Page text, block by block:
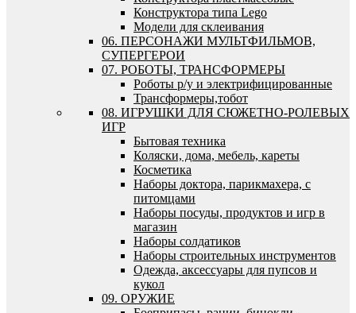
Конструктора типа Lego
Модели для склеивания
06. ПЕРСОНАЖИ МУЛЬТФИЛЬМОВ,
СУПЕРГЕРОИ
07. РОБОТЫ, ТРАНСФОРМЕРЫ
Роботы р/у и электрифицированные
Трансформеры,тобот
08. ИГРУШКИ ДЛЯ СЮЖЕТНО-РОЛЕВЫХ
ИГР
Бытовая техника
Коляски, дома, мебель, кареты
Косметика
Наборы доктора, парикмахера, с
питомцами
Наборы посуды, продуктов и игр в
магазин
Наборы солдатиков
Наборы строительных инструментов
Одежда, аксессуары для пупсов и
кукол
09. ОРУЖИЕ